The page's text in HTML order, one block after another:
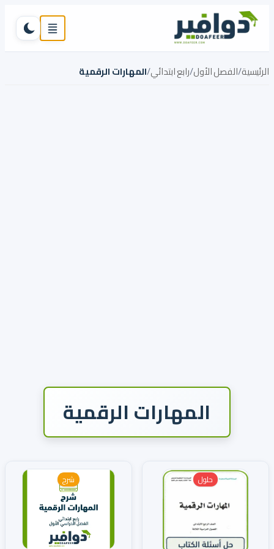
تخطي إلى المحتوى
القائمة
تبديل
الرئيسية/الفصل الأول/رابع ابتدائي/المهارات الرقمية
المهارات الرقمية
حلول شرح